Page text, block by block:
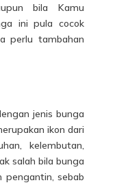
bila Kamu
ini pula cocok
perlu tambahan
jenis bunga
ikon dari
kelembutan,
salah bila bunga
pengantin, sebab